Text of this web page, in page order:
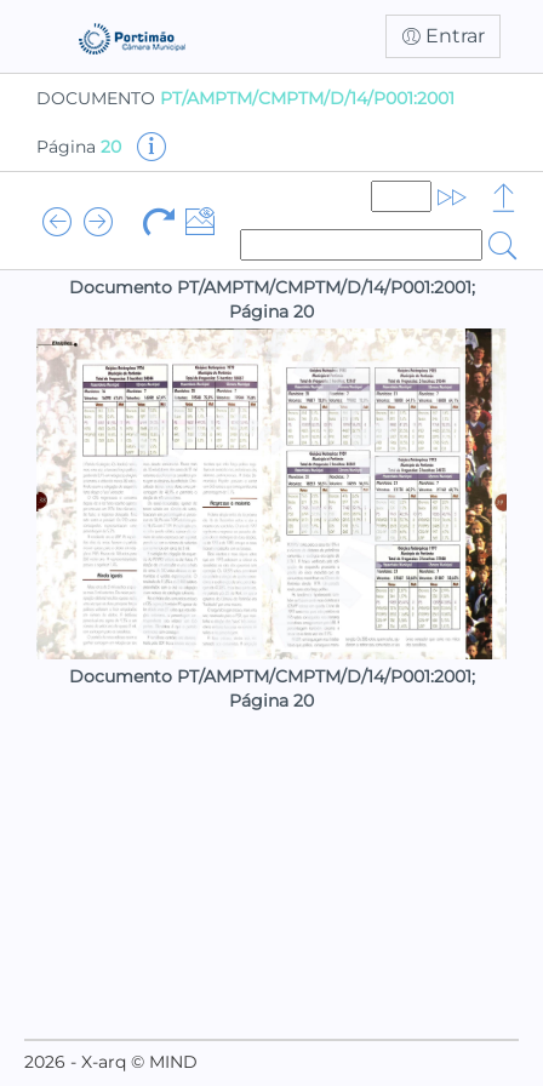
Entrar
DOCUMENTO PT/AMPTM/CMPTM/D/14/P001:2001
Página 20
Documento PT/AMPTM/CMPTM/D/14/P001:2001;
Página 20
Documento PT/AMPTM/CMPTM/D/14/P001:2001;
Página 20
2026 - X-arq © MIND